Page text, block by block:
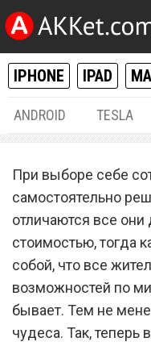
IPHONE IPAD
ANDROID TESLA
Сотовый
запустил
новый
При выборе себе
самостоятельно
отличаются все они
стоимостью, тогда
собой, что все
возможностей по
бывает. Тем не
чудеса. Так, теперь